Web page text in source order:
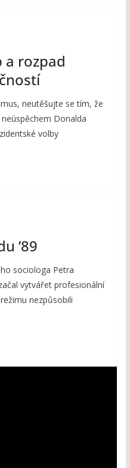
a rozpad
neutěšujte se tím, že
Donalda
volby
’89
sociologa Petra
vytvářet profesionální
nezpůsobili